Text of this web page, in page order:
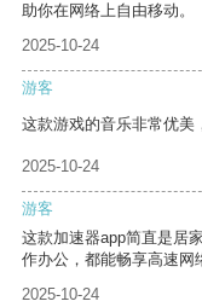
助你在网络上自由移动。
2025-10-24
游客
这款游戏的音乐非常优美
2025-10-24
游客
这款加速器app简直是居
作办公，都能畅享高速网
2025-10-24